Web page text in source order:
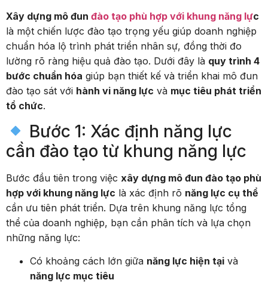
Xây dựng mô đun đào tạo phù hợp với khung năng lực
là một chiến lược đào tạo trọng yếu giúp doanh nghiệp
chuẩn hóa lộ trình phát triển nhân sự, đồng thời đo
lường rõ ràng hiệu quả đào tạo. Dưới đây là quy trình 4
bước chuẩn hóa giúp bạn thiết kế và triển khai mô đun
đào tạo sát với hành vi năng lực và mục tiêu phát triển
tổ chức.
Bước 1: Xác định năng lực
cần đào tạo từ khung năng lực
Bước đầu tiên trong việc xây dựng mô đun đào tạo phù
hợp với khung năng lực là xác định rõ năng lực cụ thể
cần ưu tiên phát triển. Dựa trên khung năng lực tổng
thể của doanh nghiệp, bạn cần phân tích và lựa chọn
những năng lực:
Có khoảng cách lớn giữa năng lực hiện tại và
năng lực mục tiêu